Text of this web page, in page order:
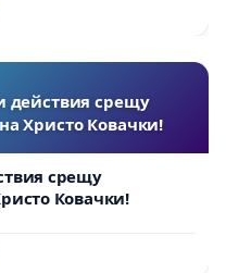
действия срещу
Христо Ковачки!
срещу
Ковачки!